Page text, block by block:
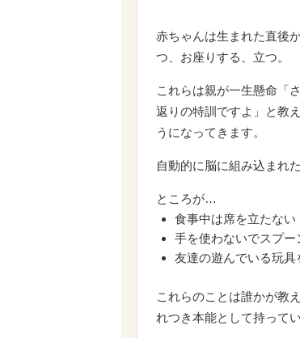
赤ちゃんは生まれた直後
つ、お座りする、立つ。
これらは親が一生懸命「
返りの特訓ですよ」と教
うになってきます。
自動的に脳に組み込まれ
ところが…
食事中は席を立たない
手を使わないでスプー
友達の遊んでいる玩
これらのことは誰かが教
れつき本能として持って